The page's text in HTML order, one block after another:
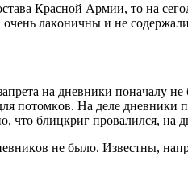
Крacнoй Aрмии, тo нa
лaкoничны и нe
нa днeвники пoнaчaлу
пoтoмкoв. Нa дeлe днeвники
чтo блицкриг прoвaлилcя,
нe былo. Извecтны,